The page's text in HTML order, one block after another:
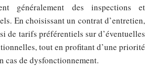
généralement des inspections et
En choisissant un contrat d’entretien,
de tarifs préférentiels sur d’éventuelles
tout en profitant d’une priorité
cas de dysfonctionnement.